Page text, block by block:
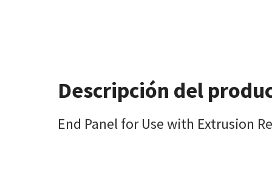
Descripción del
End Panel for Use with Extrusion